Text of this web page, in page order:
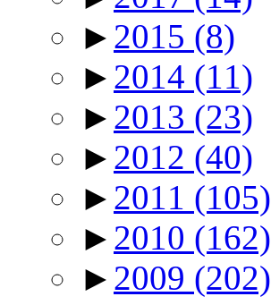
► 2015 (8)
► 2014 (11)
► 2013 (23)
► 2012 (40)
► 2011 (105)
► 2010 (162)
► 2009 (202)